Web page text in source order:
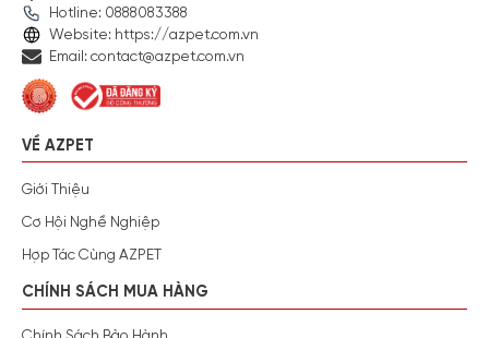
Hotline: 0888083388
Website: https://azpet.com.vn
Email: contact@azpet.com.vn
VỀ AZPET
Giới Thiệu
Cơ Hội Nghề Nghiệp
Hợp Tác Cùng AZPET
CHÍNH SÁCH MUA HÀNG